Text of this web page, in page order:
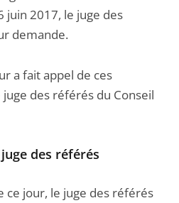
juin 2017, le juge des
demande.
a fait appel de ces
des référés du Conseil
des référés
ce jour, le juge des référés